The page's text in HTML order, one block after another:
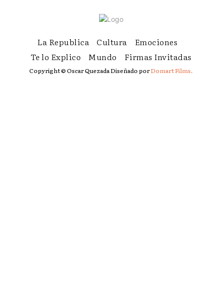
La Republica Cultura
Emociones
Te lo Explico
Mundo Firmas Invitadas
Copyright © Oscar Quezada Diseñado porDomart Films.